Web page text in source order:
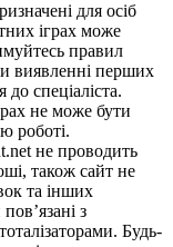
для осіб
іграх може
правил
виявленні перших
до спеціаліста.
не може бути
роботі.
не проводить
також сайт не
та інших
з
Будь-